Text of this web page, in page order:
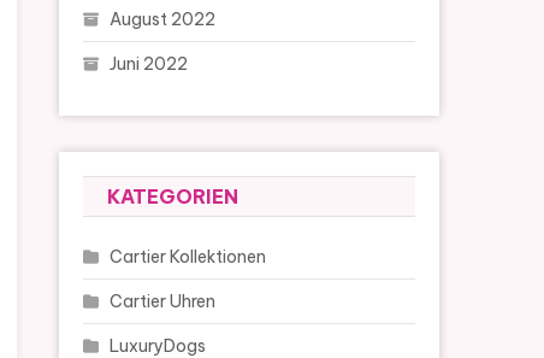
August 2022
Juni 2022
KATEGORIEN
Cartier Kollektionen
Cartier Uhren
LuxuryDogs